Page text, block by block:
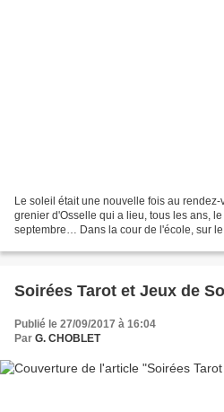
Le soleil était une nouvelle fois au
grenier d'Osselle qui a lieu, tous les ans,
septembre… Dans la cour de l'école, sur
Soirées Tarot et Jeux de
Publié le 27/09/2017 à 16:04
Par G. CHOBLET